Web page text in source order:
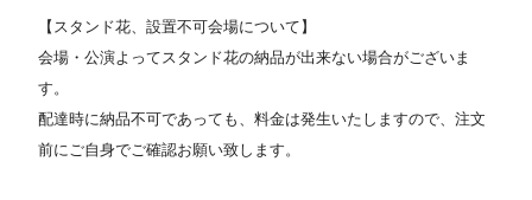
【スタンド花、設置不可会場について】
会場・公演よってスタンド花の納品が出来ない場合がございま
す。
配達時に納品不可であっても、料金は発生いたしますので、注文
前にご自身でご確認お願い致します。